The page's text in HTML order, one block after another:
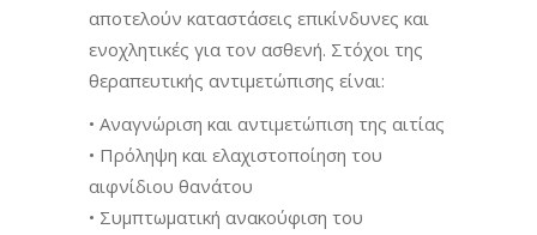
αποτελούν καταστάσεις επικίνδυνες και
ενοχλητικές για τον ασθενή. Στόχοι της
θεραπευτικής αντιμετώπισης είναι:
• Αναγνώριση και αντιμετώπιση της αιτίας
• Πρόληψη και ελαχιστοποίηση του
αιφνίδιου θανάτου
• Συμπτωματική ανακούφιση του